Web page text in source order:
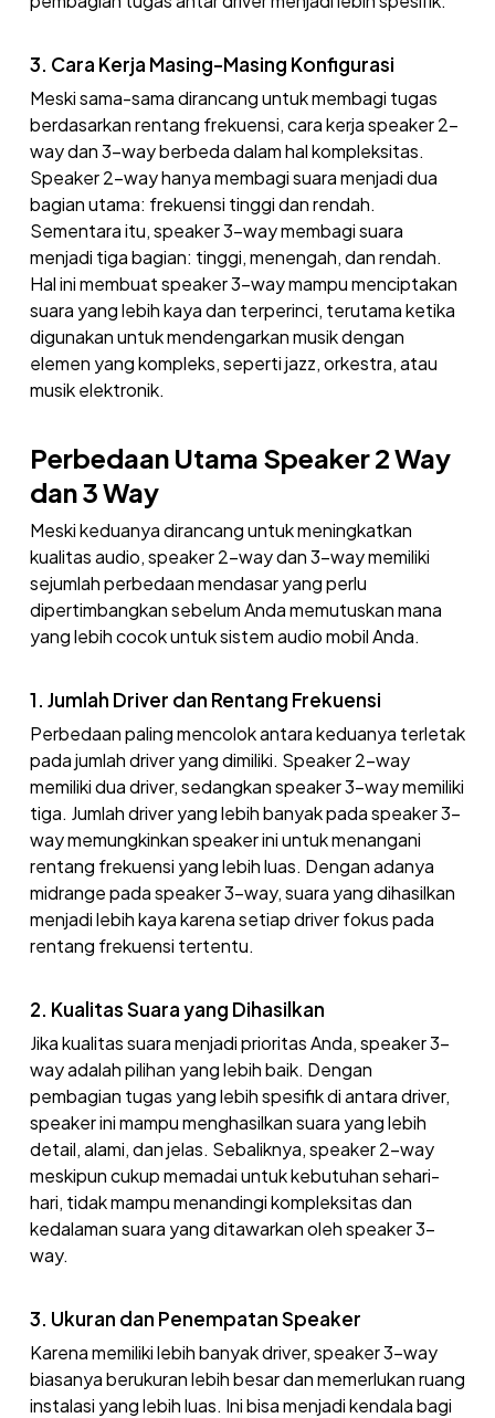
3. Cara Kerja Masing-Masing Konfigurasi
Meski sama-sama dirancang untuk membagi tugas
berdasarkan rentang frekuensi, cara kerja speaker 2-
way dan 3-way berbeda dalam hal kompleksitas.
Speaker 2-way hanya membagi suara menjadi dua
bagian utama: frekuensi tinggi dan rendah.
Sementara itu, speaker 3-way membagi suara
menjadi tiga bagian: tinggi, menengah, dan rendah.
Hal ini membuat speaker 3-way mampu menciptakan
suara yang lebih kaya dan terperinci, terutama ketika
digunakan untuk mendengarkan musik dengan
elemen yang kompleks, seperti jazz, orkestra, atau
musik elektronik.
Perbedaan Utama Speaker 2 Way
dan 3 Way
Meski keduanya dirancang untuk meningkatkan
kualitas audio, speaker 2-way dan 3-way memiliki
sejumlah perbedaan mendasar yang perlu
dipertimbangkan sebelum Anda memutuskan mana
yang lebih cocok untuk sistem audio mobil Anda.
1. Jumlah Driver dan Rentang Frekuensi
Perbedaan paling mencolok antara keduanya terletak
pada jumlah driver yang dimiliki. Speaker 2-way
memiliki dua driver, sedangkan speaker 3-way memiliki
tiga. Jumlah driver yang lebih banyak pada speaker 3-
way memungkinkan speaker ini untuk menangani
rentang frekuensi yang lebih luas. Dengan adanya
midrange pada speaker 3-way, suara yang dihasilkan
menjadi lebih kaya karena setiap driver fokus pada
rentang frekuensi tertentu.
2. Kualitas Suara yang Dihasilkan
Jika kualitas suara menjadi prioritas Anda, speaker 3-
way adalah pilihan yang lebih baik. Dengan
pembagian tugas yang lebih spesifik di antara driver,
speaker ini mampu menghasilkan suara yang lebih
detail, alami, dan jelas. Sebaliknya, speaker 2-way
meskipun cukup memadai untuk kebutuhan sehari-
hari, tidak mampu menandingi kompleksitas dan
kedalaman suara yang ditawarkan oleh speaker 3-
way.
3. Ukuran dan Penempatan Speaker
Karena memiliki lebih banyak driver, speaker 3-way
biasanya berukuran lebih besar dan memerlukan ruang
instalasi yang lebih luas. Ini bisa menjadi kendala bagi